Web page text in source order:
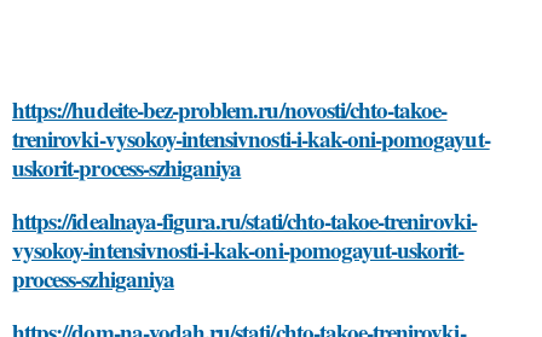
https://hudeite-bez-problem.ru/novosti/chto-takoe-
trenirovki-vysokoy-intensivnosti-i-kak-oni-pomogayut-
uskorit-process-szhiganiya
https://idealnaya-figura.ru/stati/chto-takoe-trenirovki-
vysokoy-intensivnosti-i-kak-oni-pomogayut-uskorit-
process-szhiganiya